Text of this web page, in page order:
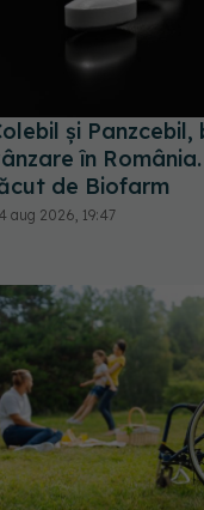
și
în
de Biofarm
aug 2026, 19:47